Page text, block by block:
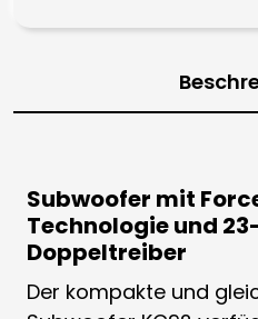
Subwoofer mit
Technologie und
Doppeltreiber
Der kompakte und